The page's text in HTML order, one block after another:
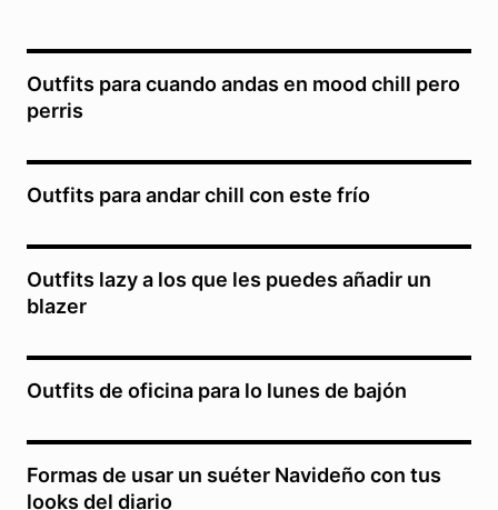
Outfits para cuando andas en mood chill pero
perris
Outfits para andar chill con este frío
Outfits lazy a los que les puedes añadir un
blazer
Outfits de oficina para lo lunes de bajón
Formas de usar un suéter Navideño con tus
looks del diario